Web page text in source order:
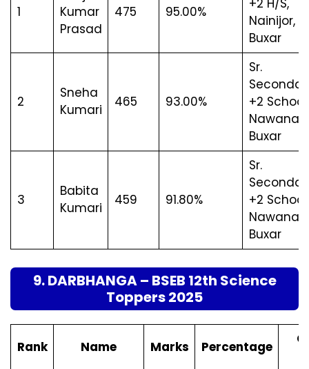
1
Kumar
Prasad
475 95.00%
+2 H/S,
Nainijor,
Buxar
2
Sneha
Kumari
465 93.00%
Sr.
+2 School,
Buxar
3
Babita
Kumari
459 91.80%
Sr.
+2 School,
Buxar
9. DARBHANGA – BSEB 12th Science
Toppers 2025
Rank Name Marks Percentage